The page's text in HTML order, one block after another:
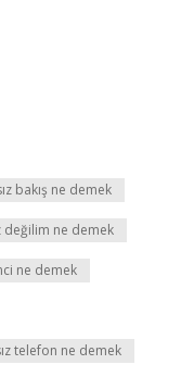
bakış ne demek
değilim ne demek
ne demek
telefon ne demek